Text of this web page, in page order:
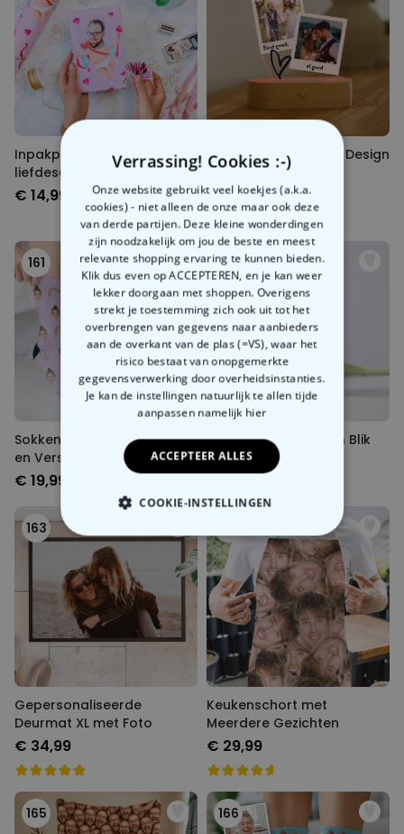
Inpakpapier met gezicht op
liefdesachtergrond
€ 14,99
LED-lamp in Polaroid Design
€ 29,99
161
Sokken Meerdere Gezichten
en Verschillende Thema's
€ 19,99
162
Bloemenweide in een Blik
€ 7,99
163
Gepersonaliseerde
Deurmat XL met Foto
€ 34,99
Keukenschort met
Meerdere Gezichten
€ 29,99
165 166
Verrassing! Cookies :-)
Onze website gebruikt veel koekjes (a.k.a.
cookies) - niet alleen de onze maar ook deze
van derde partijen. Deze kleine wonderdingen
zijn noodzakelijk om jou de beste en meest
relevante shopping ervaring te kunnen bieden.
Klik dus even op ACCEPTEREN, en je kan weer
lekker doorgaan met shoppen. Overigens
strekt je toestemming zich ook uit tot het
overbrengen van gegevens naar aanbieders
aan de overkant van de plas (=VS), waar het
risico bestaat van onopgemerkte
gegevensverwerking door overheidsinstanties.
Je kan de instellingen natuurlijk te allen tijde
aanpassen namelijk hier
ACCEPTEER ALLES
COOKIE-INSTELLINGEN
NOODZAKELIJK
PERFORMANCE
MARKETING OVERIGE